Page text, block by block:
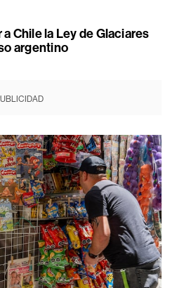
Chile la Ley de Glaciares
argentino